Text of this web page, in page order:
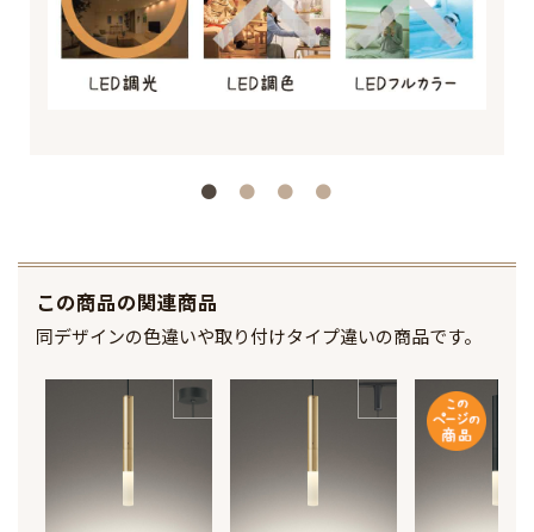
この商品の関連商品
同デザインの色違いや取り付けタイプ違いの商品です。